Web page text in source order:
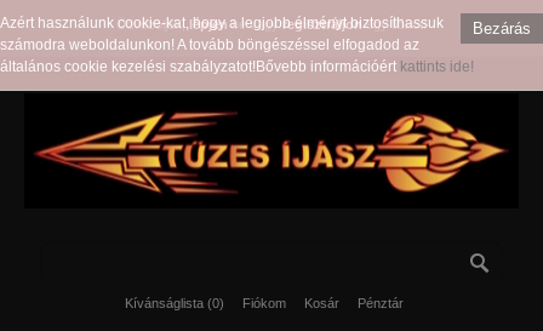
Üdvözöljük,lépjenbe vagy regisztráljonegy fiókot!
Kívánságlista (0) Fiókom Kosár Pénztár
Bezárás
Azért használunk cookie-kat, hogy a legjobb élményt biztosíthassuk
számodra weboldalunkon! A tovább böngészéssel elfogadod az
általános cookie kezelési szabályzatot!Bővebb információért kattints ide!